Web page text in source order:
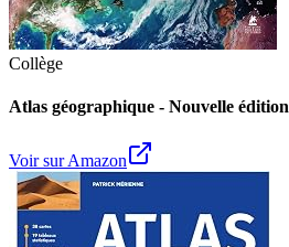
Collège
Atlas géographique - Nouvelle édition
Voir sur Amazon